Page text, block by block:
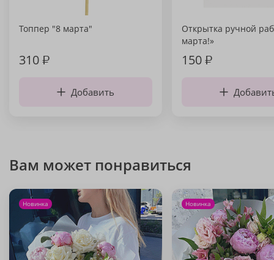
Топпер "8 марта"
310₽
Добавить
Открытка ручной
марта!»
150₽
Вам может понравиться
Новинка Новинка